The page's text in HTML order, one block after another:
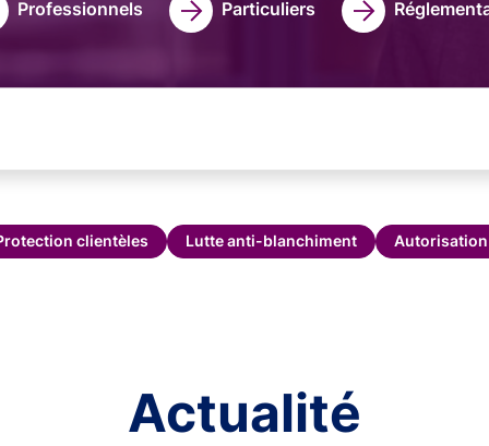
Professionnels Particuliers
clientèles Lutte anti-blanchiment Autorisation
Actualité